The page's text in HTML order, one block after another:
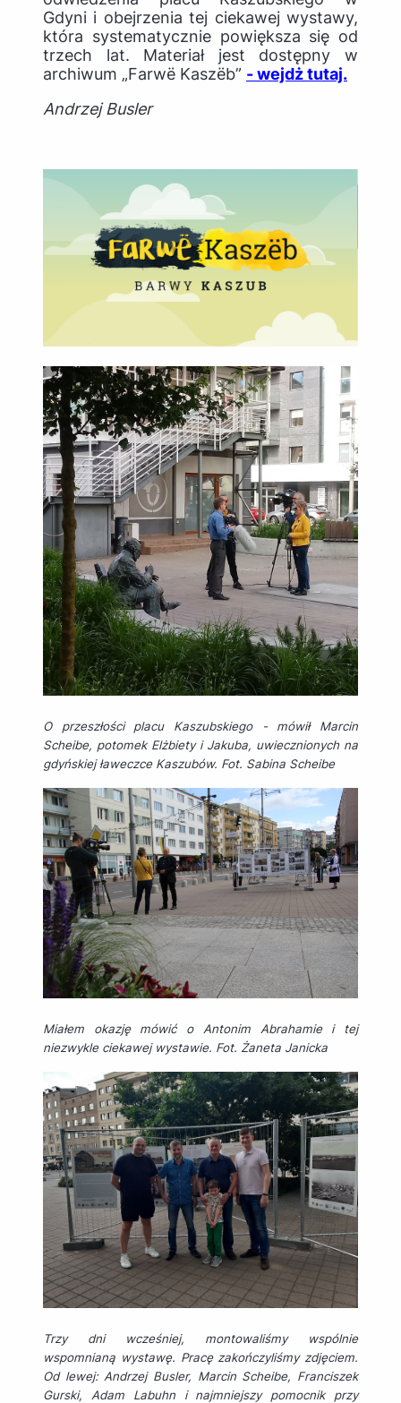
Gdyni i obejrzenia tej ciekawej wystawy,
która systematycznie powiększa się od
trzech lat. Materiał jest dostępny w
archiwum „Farwë Kaszëb” - wejdż tutaj.
Andrzej Busler
O przeszłości placu Kaszubskiego - mówił Marcin
Scheibe, potomek Elżbiety i Jakuba, uwiecznionych na
gdyńskiej ławeczce Kaszubów. Fot. Sabina Scheibe
Miałem okazję mówić o Antonim Abrahamie i tej
niezwykle ciekawej wystawie. Fot. Żaneta Janicka
Trzy dni wcześniej, montowaliśmy wspólnie
wspomnianą wystawę. Pracę zakończyliśmy zdjęciem.
Od lewej: Andrzej Busler, Marcin Scheibe, Franciszek
Gurski, Adam Labuhn i najmniejszy pomocnik przy